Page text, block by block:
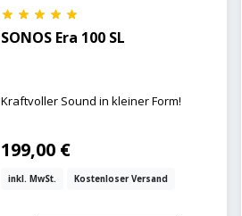
SONOS Era 100 SL
Kraftvoller Sound in kleiner Form!
199,00 €
inkl. MwSt. Kostenloser Versand